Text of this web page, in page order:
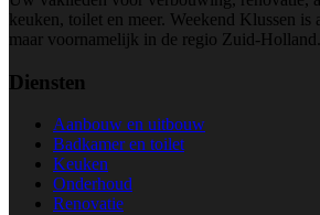
keuken, toilet en meer. Weekend Klussen is
maar voornamelijk in de regio Zuid-Holland.
Diensten
Aanbouw en uitbouw
Badkamer en toilet
Keuken
Onderhoud
Renovatie